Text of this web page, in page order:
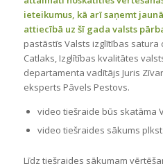
ieteikumus, kā arī saņemt
attiecībā uz šī gada valsts
pastāstīs Valsts izglītības
Catlaks, Izglītības kvalitātes
departamenta vadītājs Juris
eksperts Pāvels Pestovs.
video tiešraide būs skatāma
video tiešraides sākums
Līdz tiešraides sākumam